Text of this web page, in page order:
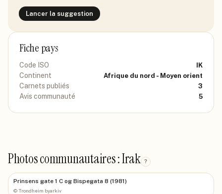
Lancer la suggestion
Fiche pays
Code ISO IK
Continent Afrique du nord - Moyen orient
Carnets publiés 3
Avis communauté 5
Photos communautaires : Irak ?
Prinsens gate 1 C og Bispegata 8 (1981)
©Trondheim byarkiv